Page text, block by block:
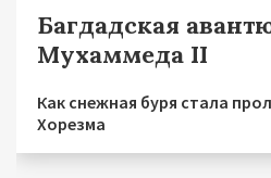
Багдадская
Мухаммеда II
Как снежная буря стала
Хорезма